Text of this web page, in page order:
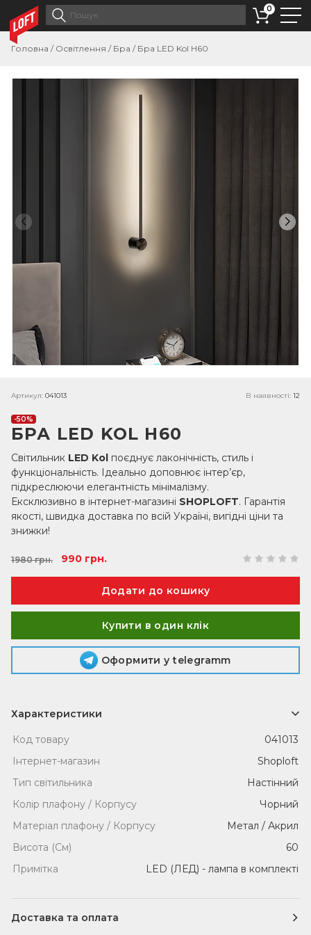
0
Головна / Освітлення / Бра / Бра LED Kol H60
Артикул: 041013 В наявності: 12
-50%
БРА LED KOL H60
Світильник LED Kol поєднує лаконічність, стиль і
функціональність. Ідеально доповнює інтер’єр,
підкреслюючи елегантність мінімалізму.
Ексклюзивно в інтернет-магазині SHOPLOFT. Гарантія
якості, швидка доставка по всій Україні, вигідні ціни та
знижки!
1980 грн. 990 грн.
Купити в один клік
Оформити у telegramm
Характеристики
Код товару
041013
Інтернет-магазин
Shoploft
Тип світильника
Настінний
Колір плафону / Корпусу
Чорний
Матеріал плафону / Корпусу
Метал / Акрил
Висота (См)
60
Примітка
LED (ЛЕД) - лампа в комплекті
Доставка та оплата